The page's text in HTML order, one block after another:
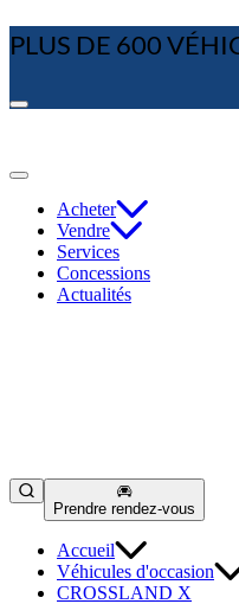
PLUS DE 600
Acheter
Vendre
Services
Concessions
Actualités
Prendre rendez-vous
Accueil
Véhicules d'occasion
CROSSLAND X